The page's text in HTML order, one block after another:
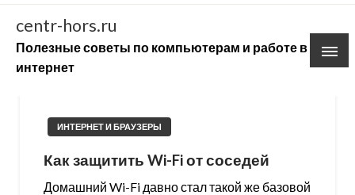
Skip
content
centr-hors.ru
Полезные советы по компьютерам и работе в
интернет
ИНТЕРНЕТ И БРАУЗЕРЫ
Как защитить Wi-Fi от соседей
Домашний Wi-Fi давно стал такой же базовой